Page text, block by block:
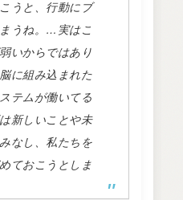
うと、行動にブ
うね。…実はこ
いからではあり
に組み込まれた
テムが働いてる
新しいことや未
なし、私たちを
ておこうとしま